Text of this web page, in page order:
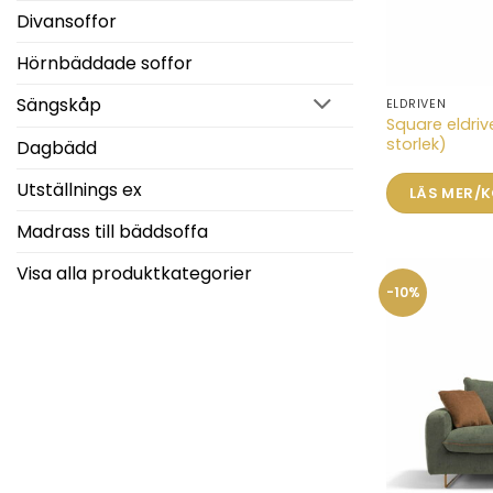
Divansoffor
Hörnbäddade soffor
Sängskåp
Dagbädd
Utställnings ex
Madrass till bäddsoffa
Visa alla produktkategorier
ELDRIVEN
Square
storlek)
LÄS MER/
Den
här
produkten
har
flera
olika
alternativen
produktsidan
-10%